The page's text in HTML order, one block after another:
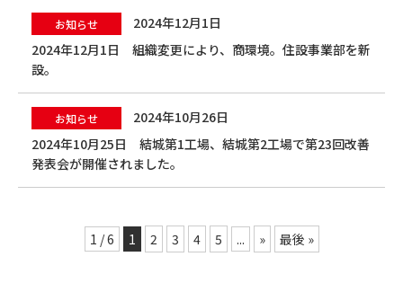
お知らせ
2024年12月1日
2024年12月1日 組織変更により、商環境。住設事業部を新
設。
お知らせ
2024年10月26日
2024年10月25日 結城第1工場、結城第2工場で第23回改善
発表会が開催されました。
1 / 6 1 2 3 4 5 ... » 最後 »